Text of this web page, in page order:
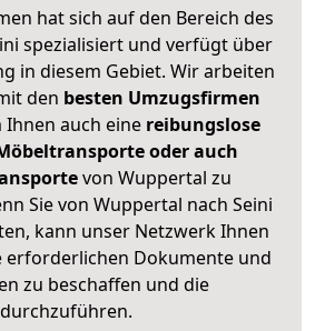
hat sich auf den Bereich des
spezialisiert und verfügt über
in diesem Gebiet. Wir arbeiten
den besten Umzugsfirmen
auch eine reibungslose
oder auch
von Wuppertal zu
Sie von Wuppertal nach Seini
kann unser Netzwerk Ihnen
erforderlichen Dokumente und
zu beschaffen und die
durchzuführen.